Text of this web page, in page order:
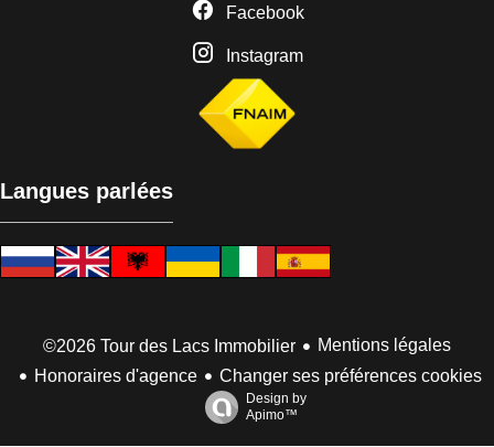
Facebook
Instagram
Langues parlées
©2026 Tour des Lacs Immobilier
Mentions légales
Honoraires d'agence
Changer ses préférences cookies
Design by
Apimo™